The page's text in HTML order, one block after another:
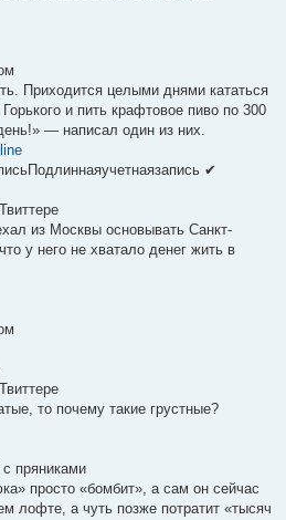
Приходится целыми днями кататься
и пить крафтовое пиво по 300
— написал один из них.
✔
из Москвы основывать Санкт-
у него не хватало денег жить в
то почему такие грустные?
пряниками
просто «бомбит», а сам он сейчас
лофте, а чуть позже потратит «тысяч